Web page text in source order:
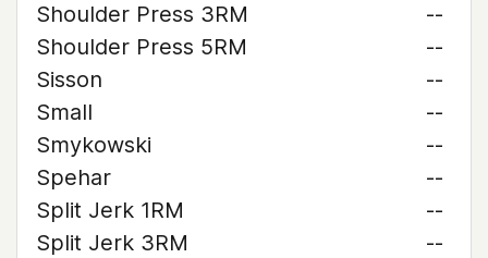
Shoulder Press 3RM
--
Shoulder Press 5RM
--
Sisson
--
Small
--
Smykowski
--
Spehar
--
Split Jerk 1RM
--
Split Jerk 3RM
--